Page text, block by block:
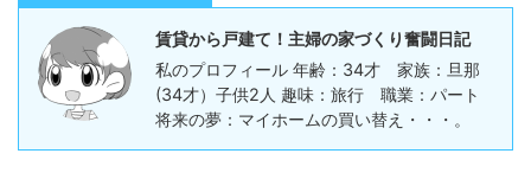
賃貸から戸建て！主婦の家づくり奮闘日記
私のプロフィール 年齢：34才 家族：旦那
(34才）子供2人 趣味：旅行 職業：パート
将来の夢：マイホームの買い替え・・・。